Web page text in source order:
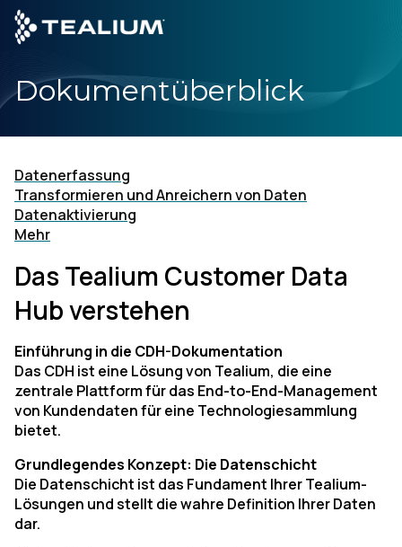
main
content
Produkte
Lösungen
Branchen
Partner
Ressourcen
Unternehmen
Dokumentüberblick
Datenerfassung
Transformieren und Anreichern von Daten
Datenaktivierung
Mehr
Das Tealium Customer Data
Hub verstehen
Einführung in die CDH-Dokumentation
Das CDH ist eine Lösung von Tealium, die eine
zentrale Plattform für das End-to-End-Management
von Kundendaten für eine Technologiesammlung
bietet.
Grundlegendes Konzept: Die Datenschicht
Die Datenschicht ist das Fundament Ihrer Tealium-
Lösungen und stellt die wahre Definition Ihrer Daten
dar.